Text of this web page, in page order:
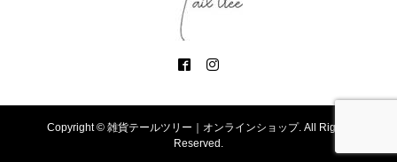
Copyright © 雑貨テールツリー｜オンラインショップ. All Rights
Reserved.